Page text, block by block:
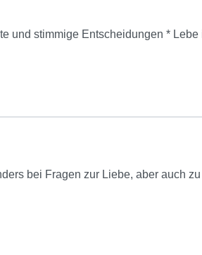
und stimmige Entscheidungen * Lebe
bei Fragen zur Liebe, aber auch